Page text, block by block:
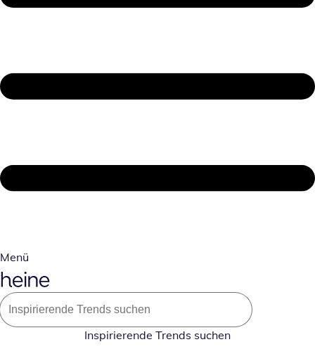
Menü
Inspirierende Trends suchen